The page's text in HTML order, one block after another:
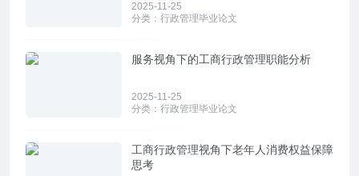
2025-11-25
分类： 行政管理毕业论文
服务视角下的工商行政管理职能分析
2025-11-25
分类： 行政管理毕业论文
工商行政管理视角下老年人消费权益保障
思考